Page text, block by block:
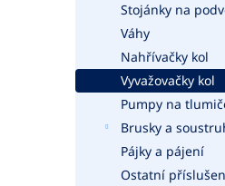
Stojánky na
Váhy
Nahřívačky kol
Vyvažovačky kol
Pumpy na
Brusky a
Pájky a pájení
Ostatní